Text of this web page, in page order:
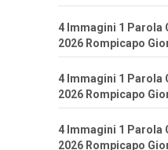
4 Immagini 1 Parola
2026 Rompicapo
4 Immagini 1 Parola
2026 Rompicapo
4 Immagini 1 Parola
2026 Rompicapo